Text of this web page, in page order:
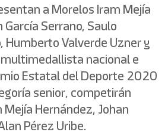
a Morelos Iram Mejía
Serrano, Saulo
Humberto Valverde Uzner y
nacional e
Estatal del Deporte 2020
senior, competirán
Hernández, Johan
Pérez Uribe.